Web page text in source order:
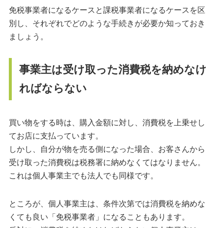
免税事業者になるケースと課税事業者になるケースを区
別し、それぞれでどのような手続きが必要か知っておき
ましょう。
事業主は受け取った消費税を納めなけ
ればならない
買い物をする時は、購入金額に対し、消費税を上乗せし
てお店に支払っています。
しかし、自分が物を売る側になった場合、お客さんから
受け取った消費税は税務署に納めなくてはなりません。
これは個人事業主でも法人でも同様です。
ところが、個人事業主は、条件次第では消費税を納めな
くても良い「免税事業者」になることもあります。